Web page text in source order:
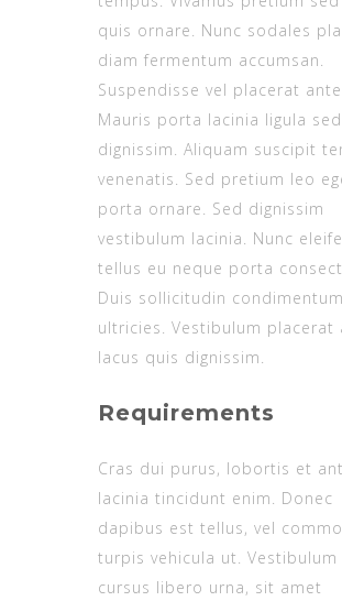
quis ornare. Nunc sodales
diam fermentum accumsan.
Suspendisse vel placerat
Mauris porta lacinia ligula sed
dignissim. Aliquam suscipit
venenatis. Sed pretium leo
porta ornare. Sed dignissim
vestibulum lacinia. Nunc
tellus eu neque porta
Duis sollicitudin condimentum
ultricies. Vestibulum placerat
lacus quis dignissim.
Requirements
Cras dui purus, lobortis et
lacinia tincidunt enim. Donec
dapibus est tellus, vel
turpis vehicula ut. Vestibulum
cursus libero urna, sit amet